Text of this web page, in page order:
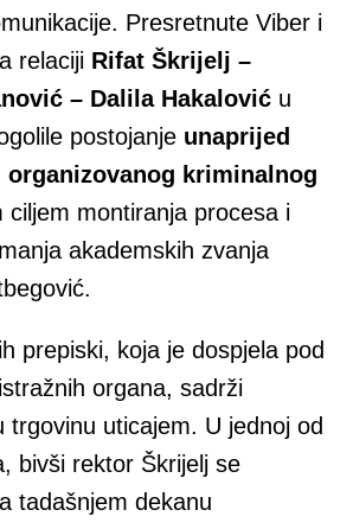
Presretnute Viber i
relaciji Rifat Škrijelj –
– Dalila Hakalović u
postojanje unaprijed
kriminalnog
montiranja procesa i
akademskih zvanja
prepiski, koja je dospjela pod
organa, sadrži
trgovinu uticajem. U jednoj od
bivši rektor Škrijelj se
tadašnjem dekanu